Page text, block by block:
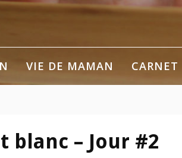
VIE DE MAMAN CARNET
blanc – Jour #2